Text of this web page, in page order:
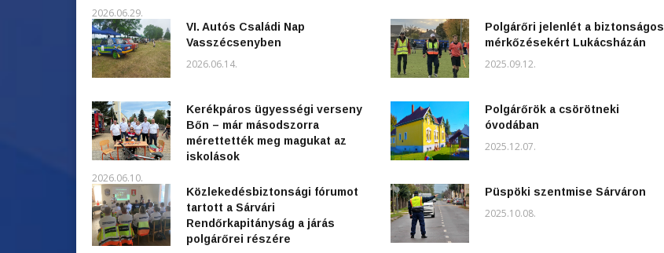
2026.06.29.
VI. Autós Családi Nap
Vasszécsenyben
2026.06.14.
Kerékpáros ügyességi verseny
Bőn – már másodszorra
mérettették meg magukat az
iskolások
2026.06.10.
Közlekedésbiztonsági fórumot
tartott a Sárvári
Rendőrkapitányság a járás
polgárőrei részére
Polgárőri jelenlét a biztonságos
mérkőzésekért Lukácsházán
2025.09.12.
Polgárőrök a csörötneki
óvodában
2025.12.07.
Püspöki szentmise Sárváron
2025.10.08.